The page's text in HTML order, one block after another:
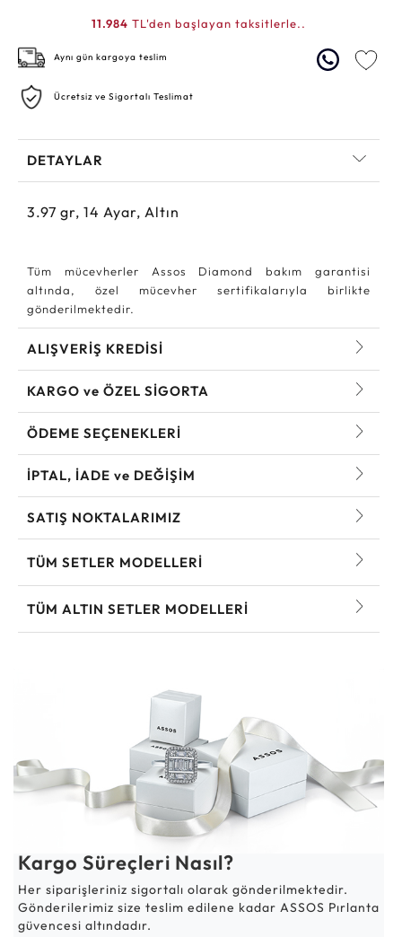
11.984 TL'den başlayan taksitlerle..
Aynı gün kargoya teslim
Ücretsiz ve Sigortalı Teslimat
DETAYLAR
3.97 gr, 14 Ayar, Altın
Tüm mücevherler Assos Diamond bakım garantisi
altında, özel mücevher sertifikalarıyla birlikte
gönderilmektedir.
ALIŞVERİŞ KREDİSİ
KARGO ve ÖZEL SİGORTA
ÖDEME SEÇENEKLERİ
İPTAL, İADE ve DEĞİŞİM
SATIŞ NOKTALARIMIZ
TÜM SETLER MODELLERI
TÜM ALTIN SETLER MODELLERI
Kargo Süreçleri Nasıl?
Her siparişleriniz sigortalı olarak gönderilmektedir.
Gönderilerimiz size teslim edilene kadar ASSOS Pırlanta
güvencesi altındadır.